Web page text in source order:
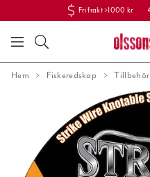
Fri frakt >1000 kr
Hem Fiskeredskap Tillbehör